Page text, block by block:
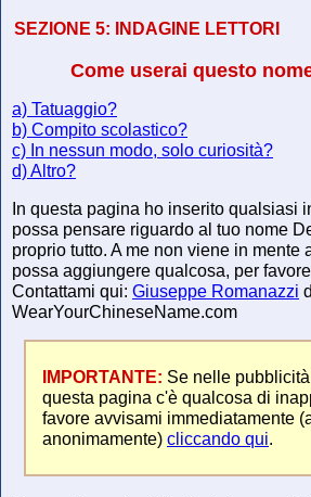
SEZIONE 5: INDAGINE LETTORI
Come userai questo
a) Tatuaggio?
b) Compito scolastico?
c) In nessun modo, solo curiosità?
d) Altro?
In questa pagina ho inserito qualsiasi
possa pensare riguardo al tuo nome
proprio tutto. A me non viene in mente
possa aggiungere qualcosa, per
Contattami qui: Giuseppe Romanazzi
WearYourChineseName.com
IMPORTANTE: Se nelle
questa pagina c'è qualcosa di
favore avvisami immediatamente
anonimamente) cliccando qui.